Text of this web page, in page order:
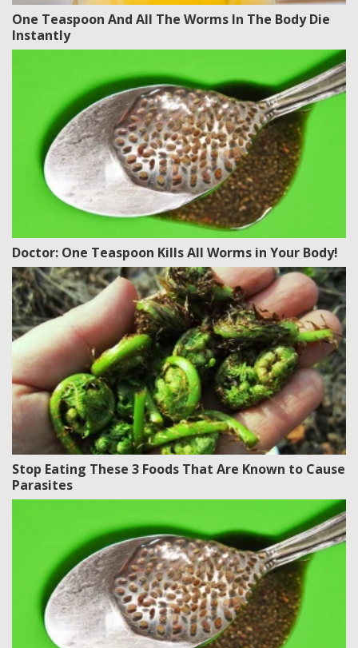
One Teaspoon And All The Worms In The Body Die
Instantly
Doctor: One Teaspoon Kills All Worms in Your Body!
Stop Eating These 3 Foods That Are Known to Cause
Parasites